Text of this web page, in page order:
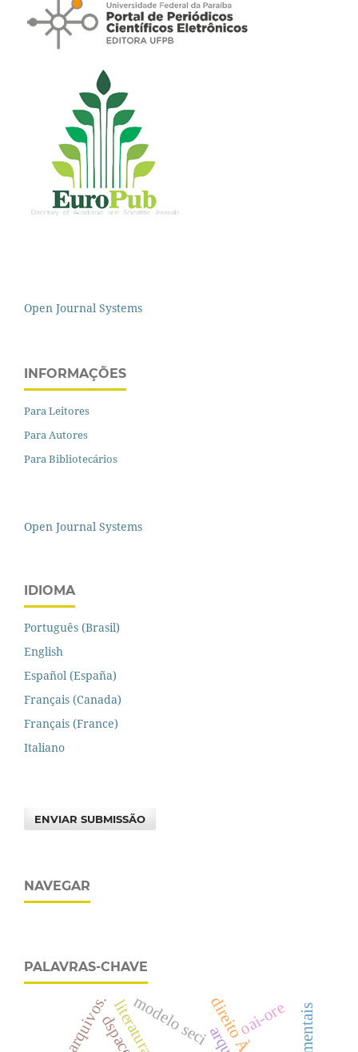
Open Journal Systems
INFORMAÇÕES
Para Leitores
Para Autores
Para Bibliotecários
Open Journal Systems
IDIOMA
Português (Brasil)
English
Español (España)
Français (Canada)
Français (France)
Italiano
ENVIAR SUBMISSÃO
NAVEGAR
PALAVRAS-CHAVE
literatura
modelo seci
arquivos.dspace oai-ore